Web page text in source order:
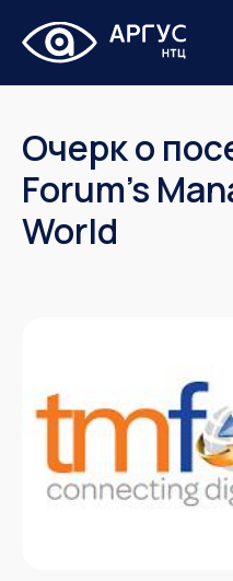
Очерк о
Forum’s
World